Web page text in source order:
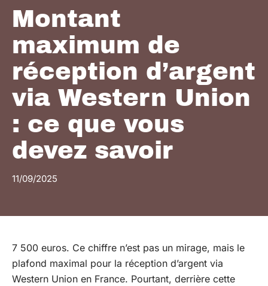
Montant
maximum de
réception d’argent
via Western Union
: ce que vous
devez savoir
11/09/2025
7 500 euros. Ce chiffre n’est pas un mirage, mais le
plafond maximal pour la réception d’argent via
Western Union en France. Pourtant, derrière cette